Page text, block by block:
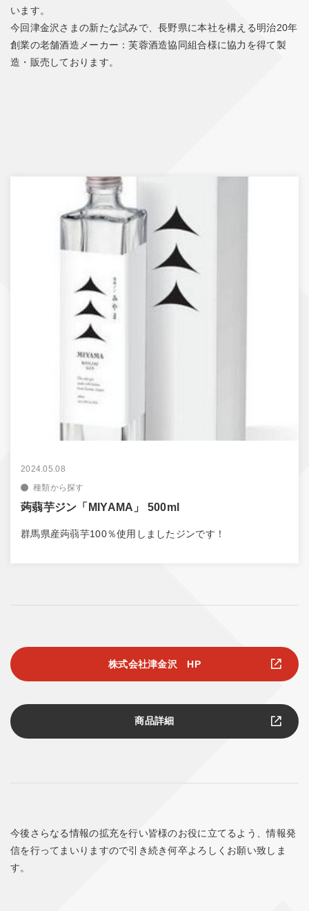
います。
今回津金沢さまの新たな試みで、長野県に本社を構える明治20年
創業の老舗酒造メーカー：芙蓉酒造協同組合様に協力を得て製
造・販売しております。
2024.05.08
種類から探す
蒟蒻芋ジン「MIYAMA」 500ml
群馬県産蒟蒻芋100％使用しましたジンです！
株式会社津金沢 HP
商品詳細
今後さらなる情報の拡充を行い皆様のお役に立てるよう、情報発
信を行ってまいりますので引き続き何卒よろしくお願い致しま
す。